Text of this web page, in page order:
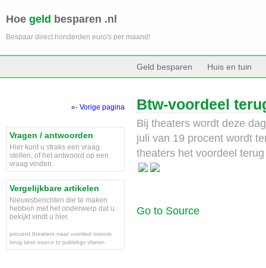
Hoe geld besparen .nl
Bespaar direct honderden euro's per maand!
Geld besparen Huis en tuin
«- Vorige pagina
Vragen / antwoorden
Hier kunt u straks een vraag
stellen, of het antwoord op een
vraag vinden.
Vergelijkbare artikelen
Nieuwsberichten die te maken
hebben met het onderwerp dat u
bekijkt vindt u hier.
procent theaters naar voordeel meeste
terug laten source to publiekgo vloeien
Btw-voordeel
Bij theaters wordt deze
juli van 19 procent wordt
theaters het voordeel
Go to Source